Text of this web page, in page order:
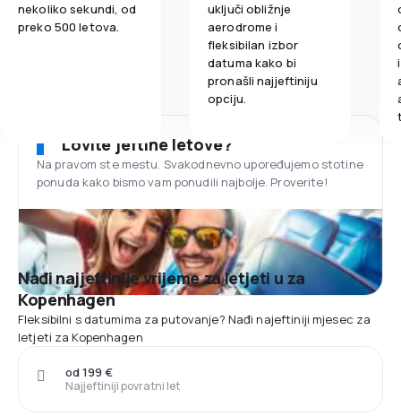
nekoliko sekundi, od
preko 500 letova.
uključi obližnje
aerodrome i
fleksibilan izbor
datuma kako bi
pronašli najjeftiniju
opciju.
Lovite jeftine letove?
Na pravom ste mestu. Svakodnevno upoređujemo stotine
ponuda kako bismo vam ponudili najbolje. Proverite!
Nađi najjeftinije vrijeme za letjeti u za
Kopenhagen
Fleksibilni s datumima za putovanje? Nađi najeftiniji mjesec za
letjeti za Kopenhagen
Najjeftiniji povratni let
od 199 €